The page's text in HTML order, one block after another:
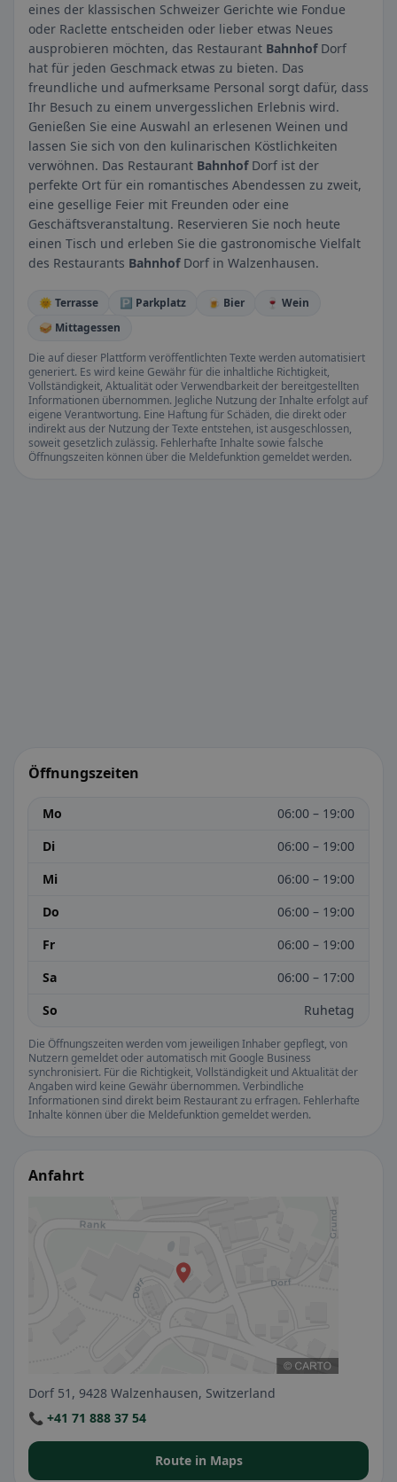
eines der klassischen Schweizer Gerichte wie Fondue
oder Raclette entscheiden oder lieber etwas Neues
ausprobieren möchten, das Restaurant BahnhofDorf
hat für jeden Geschmack etwas zu bieten. Das
freundliche und aufmerksame Personal sorgt dafür, dass
Ihr Besuch zu einem unvergesslichen Erlebnis wird.
Genießen Sie eine Auswahl an erlesenen Weinen und
lassen Sie sich von den kulinarischen Köstlichkeiten
verwöhnen. Das Restaurant BahnhofDorf ist der
perfekte Ort für ein romantisches Abendessen zu zweit,
eine gesellige Feier mit Freunden oder eine
Geschäftsveranstaltung. Reservieren Sie noch heute
einen Tisch und erleben Sie die gastronomische Vielfalt
des Restaurants BahnhofDorf in Walzenhausen.
🌞 Terrasse 🅿️ Parkplatz 🍺 Bier
🍷 Wein
🥪 Mittagessen
Die auf dieser Plattform veröffentlichten Texte werden automatisiert
generiert. Es wird keine Gewähr für die inhaltliche Richtigkeit,
Vollständigkeit, Aktualität oder Verwendbarkeit der bereitgestellten
Informationen übernommen. Jegliche Nutzung der Inhalte erfolgt auf
eigene Verantwortung. Eine Haftung für Schäden, die direkt oder
indirekt aus der Nutzung der Texte entstehen, ist ausgeschlossen,
soweit gesetzlich zulässig. Fehlerhafte Inhalte sowie falsche
Öffnungszeiten können über die Meldefunktion gemeldet werden.
Öffnungszeiten
Mo
06:00 – 19:00
Di
06:00 – 19:00
Mi
06:00 – 19:00
Do
06:00 – 19:00
Fr
06:00 – 19:00
Sa
06:00 – 17:00
So
Ruhetag
Die Öffnungszeiten werden vom jeweiligen Inhaber gepflegt, von
Nutzern gemeldet oder automatisch mit Google Business
synchronisiert. Für die Richtigkeit, Vollständigkeit und Aktualität der
Angaben wird keine Gewähr übernommen. Verbindliche
Informationen sind direkt beim Restaurant zu erfragen. Fehlerhafte
Inhalte können über die Meldefunktion gemeldet werden.
Anfahrt
Dorf 51, 9428 Walzenhausen, Switzerland
📞 +41 71 888 37 54
Route in Maps